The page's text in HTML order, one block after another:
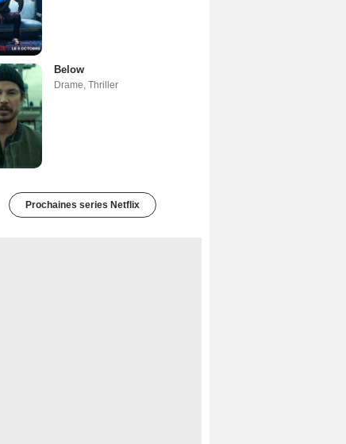
Below
Drame, Thriller
Prochaines series Netflix